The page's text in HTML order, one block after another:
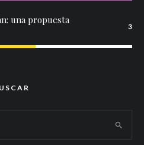
una propuesta
3